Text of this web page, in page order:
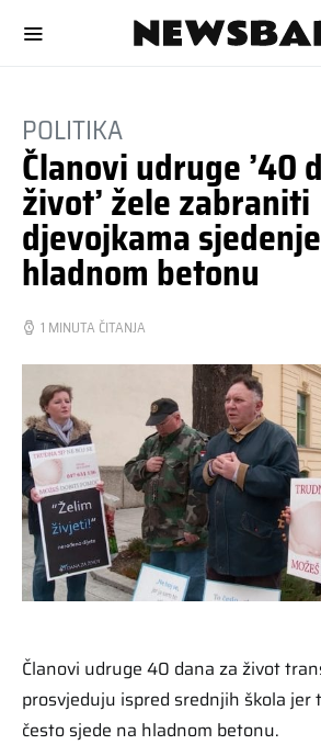
POLITIKA
Članovi udruge ’40
život’ žele zabraniti
djevojkama
hladnom betonu
1 MINUTA ČITANJA
Članovi udruge 40 dana za život
prosvjeduju ispred srednjih škola jer
često sjede na hladnom betonu.